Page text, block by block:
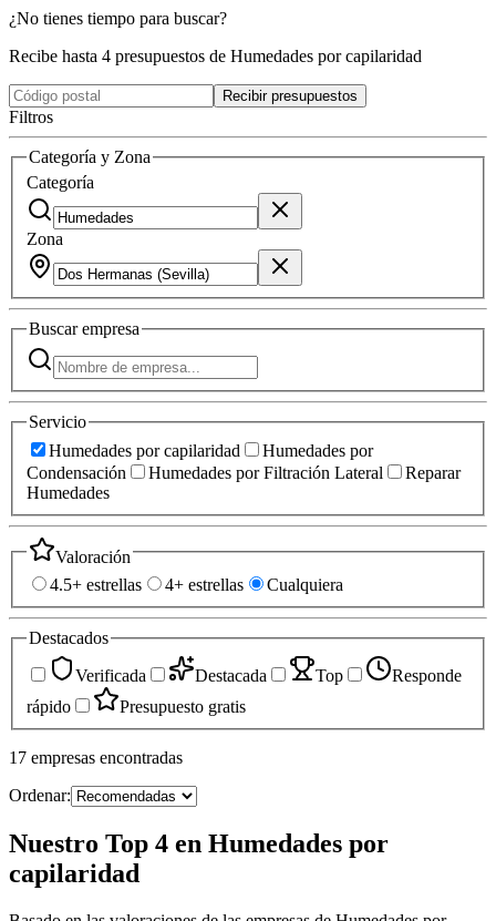
¿No tienes tiempo para buscar?
Recibe hasta 4 presupuestos de Humedades por capilaridad
Recibir presupuestos
Filtros
Categoría y Zona
Categoría
Zona
Buscarempresa
Servicio
Humedades por capilaridad
Humedades por
Condensación
Humedades por Filtración Lateral
Reparar
Humedades
Valoración
4.5+ estrellas
4+ estrellas Cualquiera
Destacados
Verificada
Destacada Top
Responde
rápido
Presupuesto gratis
17 empresas encontradas
Ordenar:
Nuestro Top 4 en Humedades por
capilaridad